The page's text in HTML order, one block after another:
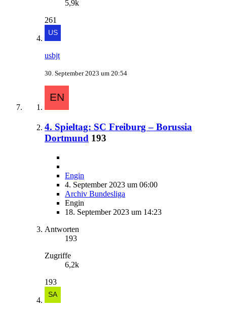
5,9k
261
usbjt
30. September 2023 um 20:54
4. Spieltag: SC Freiburg – Borussia
Dortmund 193
Engin
4. September 2023 um 06:00
Archiv Bundesliga
Engin
18. September 2023 um 14:23
Antworten
193
Zugriffe
6,2k
193